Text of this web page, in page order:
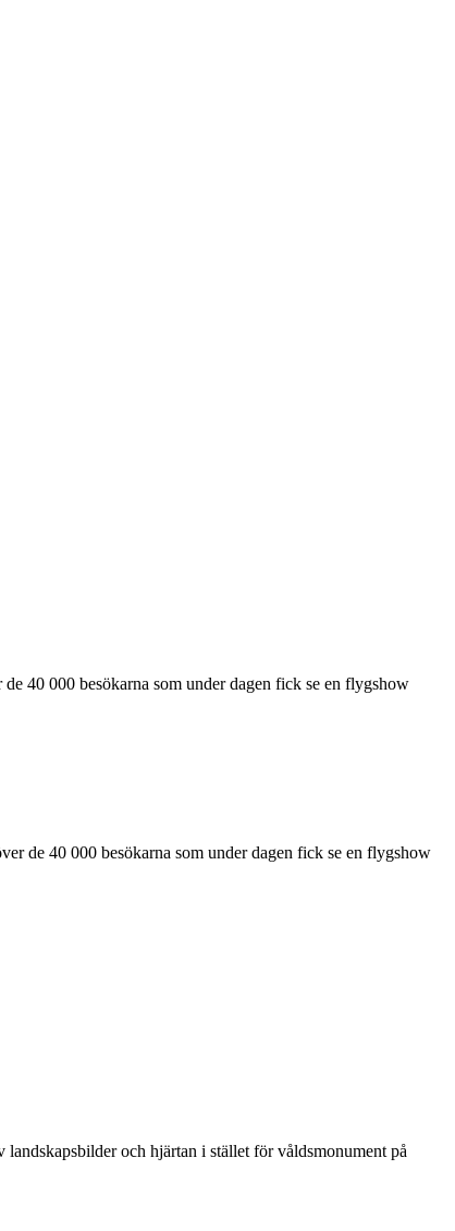
40 000 besökarna som under dagen fick se en flygshow
de 40 000 besökarna som under dagen fick se en flygshow
och hjärtan i stället för våldsmonument på